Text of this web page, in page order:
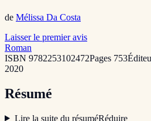
de Mélissa Da Costa
Laisser le premier avis
Roman
ISBN 9782253102472Pages 753
2020
Résumé
Lire la suite du résuméRéduire